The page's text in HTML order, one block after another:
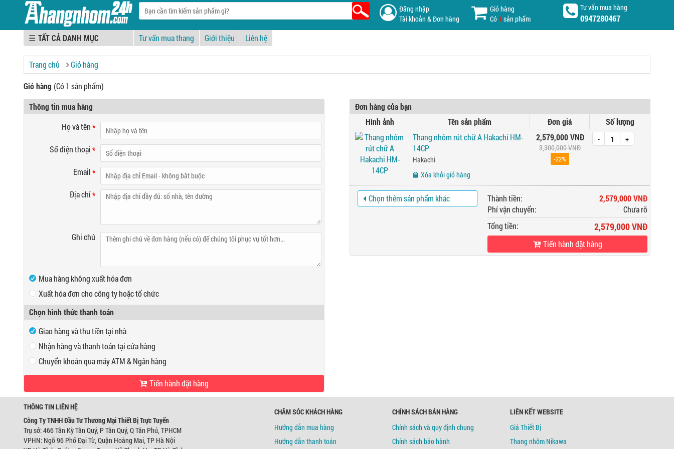
Đăng nhập
Tài khoản & Đơn hàng
Giỏ hàng
Có1 sản phẩm
Tư vấn mua hàng
0947280467
☰ Tư vấn mua thang Giới thiệu Liên hệ
Trang chủ Giỏ hàng
Giỏ hàng (Có 1 sản phẩm)
Đơn hàng của bạn
Hình ảnh
Tên sản phẩm Đơn giá
Số lượng
Thang nhôm rút chữ A Hakachi HM-
14CP
Hakachi
Xóa khỏi giỏ hàng
2,579,000 VNĐ
3,300,000 VNĐ
-22%
- +
Thành tiền:
2,579,000 VNĐ
Phí vận chuyển:
Chưa rõ
Tổng tiền:
2,579,000 VNĐ
Tiến hành đặt hàng
Chọn thêm sản phẩm khác
Thông tin mua hàng
Họ và tên*
Số điện thoại*
Email*
Địa chỉ*
Ghi chú
Mua hàng không xuất hóa đơn
Xuất hóa đơn cho công ty hoặc tổ chức
Mã số thuế
Địa chỉ
Chọn hình thức thanh toán
Giao hàng và thu tiền tại nhà
Nhận hàng và thanh toán tại cửa hàng
VP Hồ Chí Minh:
466 Tân Kỳ Tân Quý, P Tân Quý, Q Tân Phú, TPHCM
Điện thoại:0947280467
VP Hà Nội:
Địa chỉ: Ngõ 96 Phố Đại Từ, Quận Hoàng Mai, TP Hà Nội
Điện thoại:0944746879
Chuyển khoản qua máy ATM & Ngân hàng
Ngân hàng Ngoại thương Việt Nam
Chi nhánh:Chi nhánh Hùng Vương
Ngân hàng Ngoại thương Việt Nam
Chi nhánh:Chi nhánh Hùng Vương
Tiến hành đặt hàng
THÔNG TIN LIÊN HỆ
Công Ty TNHH Đầu Tư Thương Mại Thiết Bị Trực Tuyến
Trụ sở: 466 Tân Kỳ Tân Quý, P Tân Quý, Q Tân Phú, TPHCM
VPHN: Ngõ 96 Phố Đại Từ, Quận Hoàng Mai, TP Hà Nội
CHĂM SÓC KHÁCH HÀNG
Hướng dẫn mua hàng
Hướng dẫn thanh toán
CHÍNH SÁCH BÁN HÀNG
Chính sách và quy định chung
Chính sách bảo hành
LIÊN KẾT WEBSITE
Giá Thiết Bị
Thang nhôm Nikawa